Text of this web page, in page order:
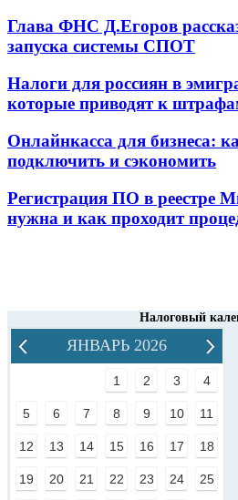
Глава ФНС Д.Егоров
запуска системы СПОТ
Налоги для россиян в
которые приводят к
Онлайнкасса для бизнеса:
подключить и сэкономить
Регистрация ПО в реестре
нужна и как проходит
Налоговый
ЯНВАРЬ 2026
1 2 3 4
5 6 7 8 9 10 11
12 13 14 15 16 17 18
19 20 21 22 23 24 25